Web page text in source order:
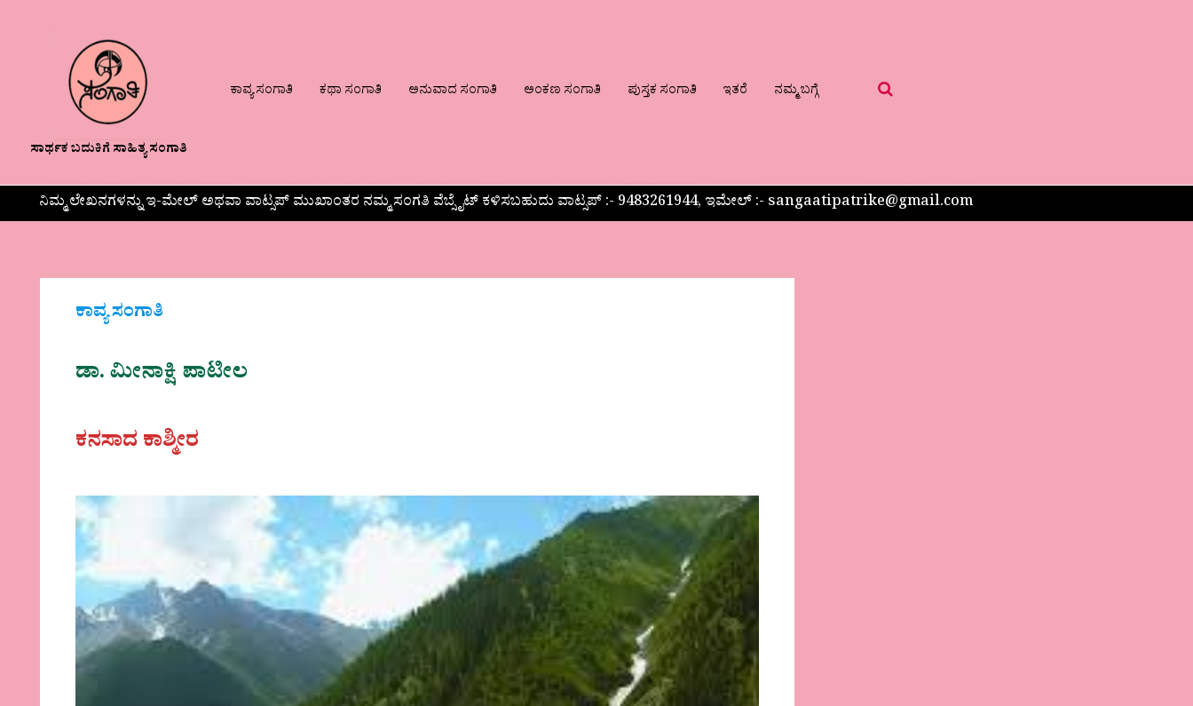
ಸಾರ್ಥಕ ಬದುಕಿಗೆ ಸಾಹಿತ್ಯ ಸಂಗಾತಿ
ಕಾವ್ಯ ಸಂಗಾತಿ ಕಥಾ ಸಂಗಾತಿ ಅನುವಾದ ಸಂಗಾತಿ ಅಂಕಣ ಸಂಗಾತಿ ಪುಸ್ತಕ ಸಂಗಾತಿ ಇತರೆ ನಮ್ಮ ಬಗ್ಗೆ
ನಿಮ್ಮ ಲೇಖನಗಳನ್ನು ಇ-ಮೇಲ್ ಅಥವಾ ವಾಟ್ಸಪ್ ಮುಖಾಂತರ ನಮ್ಮ ಸಂಗತಿ ವೆಬ್ಸೈಟ್ ಕಳಿಸಬಹುದು ವಾಟ್ಸಪ್‌ :- 9483261944, ಇಮೇಲ್ :- sangaatipatrike@gmail.com
ಕಾವ್ಯ ಸಂಗಾತಿ
ಡಾ. ಮೀನಾಕ್ಷಿ ಪಾಟೀಲ
ಕನಸಾದ ಕಾಶ್ಮೀರ